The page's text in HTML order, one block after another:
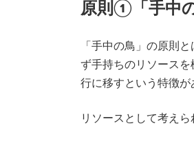
原則①「手中
「手中の鳥」の原則
ず手持ちのリソース
行に移すという特徴が
リソースとして考えら